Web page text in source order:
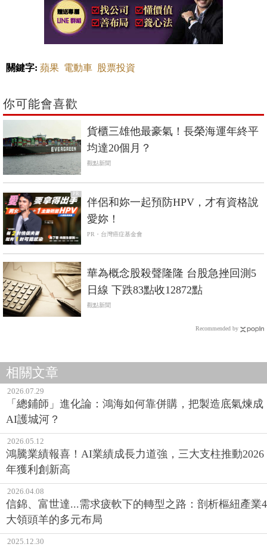
關鍵字: 蘋果 電動車 股票投資
你可能會喜歡
貨櫃三雄他最豪氣！長榮海運年終平
均達20個月？
觀點新聞
PR
伴侶和妳一起預防HPV，才有資格說
愛妳！
PR・台灣癌症基金會
華為概念股殺聲隆隆 台股急挫回測5
日線 下跌83點收12872點
觀點新聞
Recommended by
相關文章
2026.07.29
「總鋪師」進化論：鴻海如何靠併購，把製造底氣煉成
AI護城河？
2026.05.12
鴻騰業績報喜！AI業績成長力道強，三大支柱推動2026
年獲利創新高
2026.04.08
信錦、富世達...需求疲軟下的轉型之路：剖析樞紐產業4
大領頭羊的多元布局
2025.12.30